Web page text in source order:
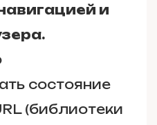
и
состояние
(библиотеки